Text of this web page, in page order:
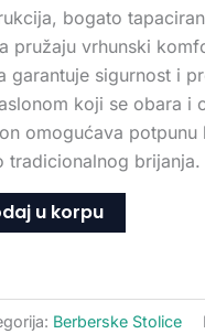
bogato
pružaju vrhunski
garantuje sigurnost i
koji se obara i
omogućava
tradicionalnog brijanja.
u korpu
Berberske Stolice